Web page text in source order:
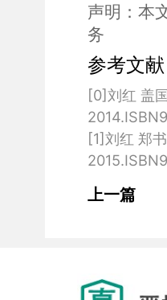
声明：本
务
参考文
[0]刘红 盖
[1]刘红 郑
上一篇